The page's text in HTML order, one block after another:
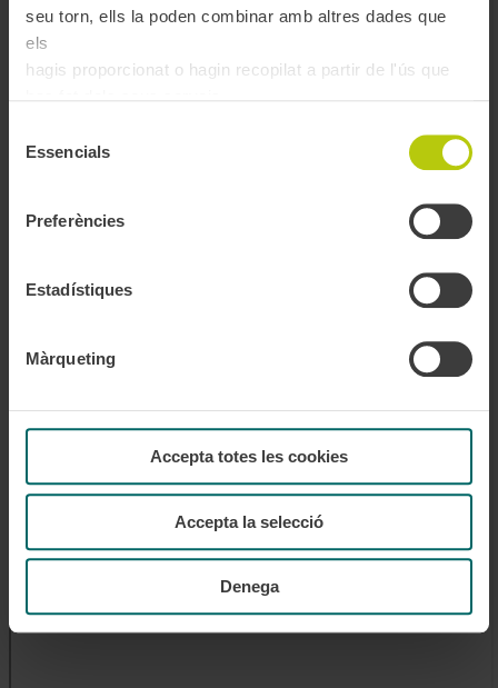
seu torn, ells la poden combinar amb altres dades que
els
hagis proporcionat o hagin recopilat a partir de l'ús que
Essencials
Preferències
Estadístiques
Màrqueting
Accepta totes les cookies
Accepta la selecció
Denega